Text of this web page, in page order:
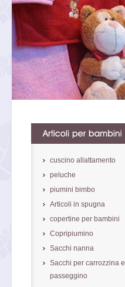
cuscino allattamento
peluche
piumini bimbo
Articoli in spugna
copertine per bambini
Copripiumino
Sacchi nanna
Sacchi per carrozzina e
passeggino